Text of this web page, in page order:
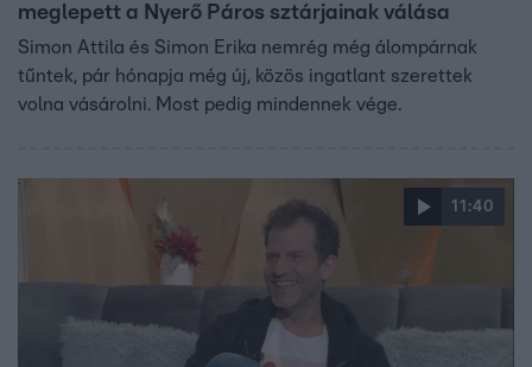
meglepett a Nyerő Páros sztárjainak válása
Simon Attila és Simon Erika nemrég még álompárnak
tűntek, pár hónapja még új, közös ingatlant szerettek
volna vásárolni. Most pedig mindennek vége.
11:40